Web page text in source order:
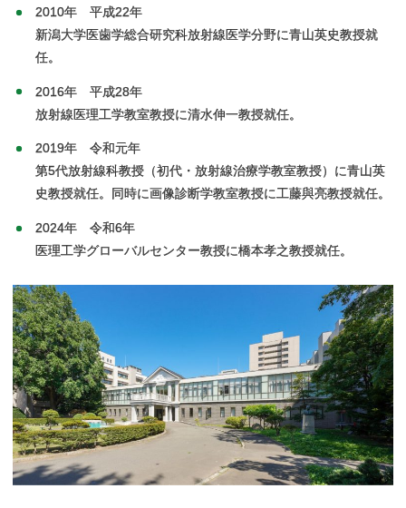
2010年 平成22年
新潟大学医歯学総合研究科放射線医学分野に青山英史教授就
任。
2016年 平成28年
放射線医理工学教室教授に清水伸一教授就任。
2019年 令和元年
第5代放射線科教授（初代・放射線治療学教室教授）に青山英
史教授就任。同時に画像診断学教室教授に工藤與亮教授就任。
2024年 令和6年
医理工学グローバルセンター教授に橋本孝之教授就任。